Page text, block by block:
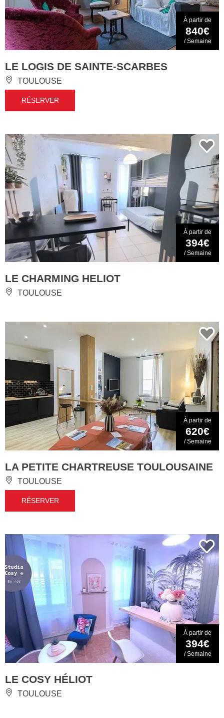
À partir de
840€
/ Semaine
LE LOGIS DE SAINTE-SCARBES
TOULOUSE
RÉSERVER
À partir de
394€
/ Semaine
LE CHARMING HELIOT
TOULOUSE
À partir de
620€
/ Semaine
LA PETITE CHARTREUSE TOULOUSAINE
TOULOUSE
RÉSERVER
À partir de
394€
/ Semaine
LE COSY HÉLIOT
TOULOUSE